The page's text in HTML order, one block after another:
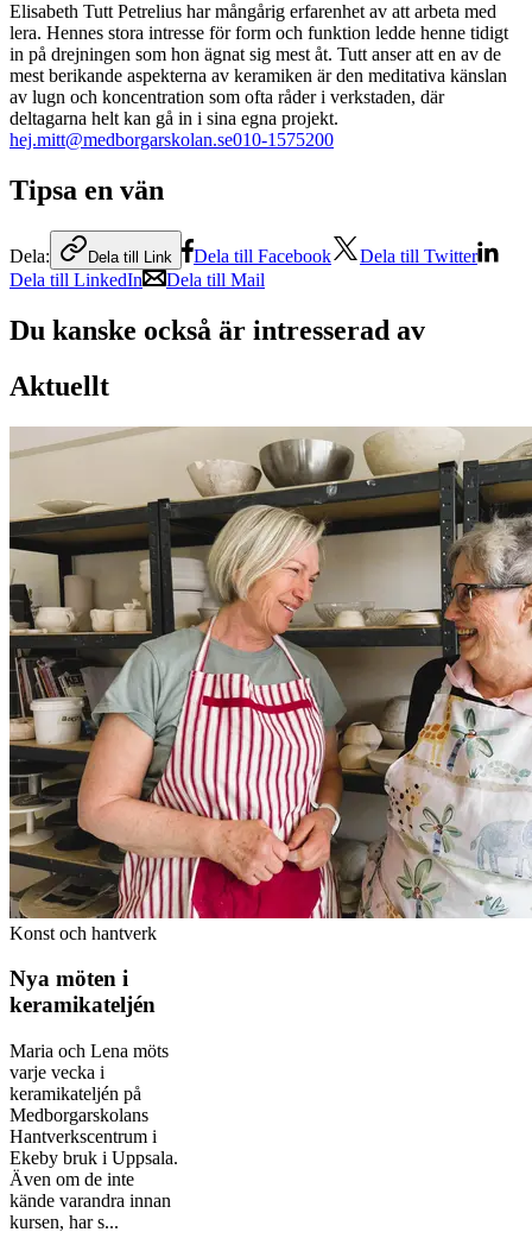
Elisabeth Tutt Petrelius har mångårig erfarenhet av att arbeta med
lera. Hennes stora intresse för form och funktion ledde henne tidigt
in på drejningen som hon ägnat sig mest åt. Tutt anser att en av de
mest berikande aspekterna av keramiken är den meditativa känslan
av lugn och koncentration som ofta råder i verkstaden, där
deltagarna helt kan gå in i sina egna projekt.
hej.mitt@medborgarskolan.se010-1575200
Tipsa en vän
Dela: Dela till Link Dela till Facebook
Dela till Twitter
Dela till LinkedIn
Dela till Mail
Du kanske också är intresserad av
Aktuellt
Konst och hantverk
Nya möten i
keramikateljén
Maria och Lena möts
varje vecka i
keramikateljén på
Medborgarskolans
Hantverkscentrum i
Ekeby bruk i Uppsala.
Även om de inte
kände varandra innan
kursen, har s...